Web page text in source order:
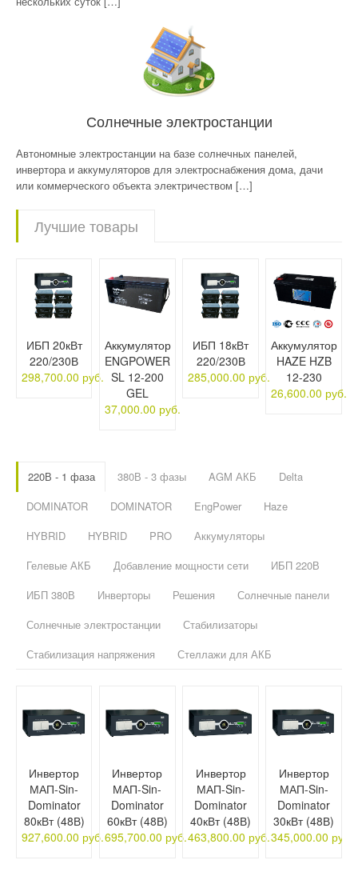
Солнечные электростанции
Автономные электростанции на базе солнечных панелей,
инвертора и аккумуляторов для электроснабжения дома, дачи
или коммерческого объекта электричеством […]
Лучшие товары
ИБП 20кВт
220/230В
298,700.00 руб.
Аккумулятор
ENGPOWER
SL 12-200
GEL
37,000.00 руб.
ИБП 18кВт
220/230В
285,000.00 руб.
Аккумулятор
HAZE HZB
12-230
26,600.00 руб.
220В - 1 фаза 380В - 3 фазы AGM АКБ
Delta
DOMINATOR
DOMINATOR EngPower
Haze
HYBRID
HYBRID PRO
Аккумуляторы
Гелевые АКБ
Добавление мощности сети
ИБП 220В
ИБП 380В
Инверторы Решения
Солнечные панели
Солнечные электростанции
Стабилизаторы
Стабилизация напряжения
Стеллажи для АКБ
Инвертор
МАП-Sin-
Dominator
80кВт (48В)
927,600.00 руб.
Инвертор
МАП-Sin-
Dominator
60кВт (48В)
695,700.00 руб.
Инвертор
МАП-Sin-
Dominator
40кВт (48В)
463,800.00 руб.
Инвертор
МАП-Sin-
Dominator
30кВт (48В)
345,000.00 руб.